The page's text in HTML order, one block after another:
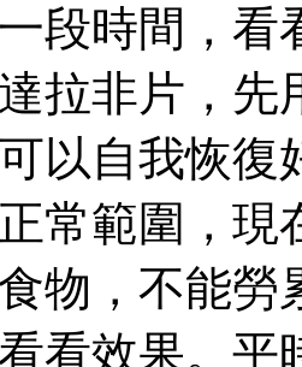
段時間，看
拉非片，先
以自我恢復
常範圍，現
物，不能勞
看效果。平